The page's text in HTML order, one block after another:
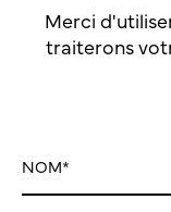
Merci
traiterons